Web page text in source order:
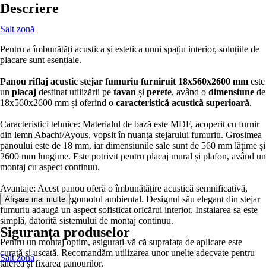
Descriere
Salt zonă
Pentru a îmbunătăți acustica și estetica unui spațiu interior, soluțiile de
placare sunt esențiale.
Panou riflaj acustic stejar fumuriu furniruit 18x560x2600 mm este
un placaj destinat utilizării pe tavan și perete, având o dimensiune de
18x560x2600 mm și oferind o caracteristică acustică superioară.
Caracteristici tehnice: Materialul de bază este MDF, acoperit cu furnir
din lemn Abachi/Ayous, vopsit în nuanța stejarului fumuriu. Grosimea
panoului este de 18 mm, iar dimensiunile sale sunt de 560 mm lățime și
2600 mm lungime. Este potrivit pentru placaj mural și plafon, având un
montaj cu aspect continuu.
Avantaje: Acest panou oferă o îmbunătățire acustică semnificativă,
reducând ecoul și zgomotul ambiental. Designul său elegant din stejar
fumuriu adaugă un aspect sofisticat oricărui interior. Instalarea sa este
simplă, datorită sistemului de montaj continuu.
Pentru un montaj optim, asigurați-vă că suprafața de aplicare este
curată și uscată. Recomandăm utilizarea unor unelte adecvate pentru
tăierea și fixarea panourilor.
Afișare mai multe
Siguranța produselor
Salt zonă